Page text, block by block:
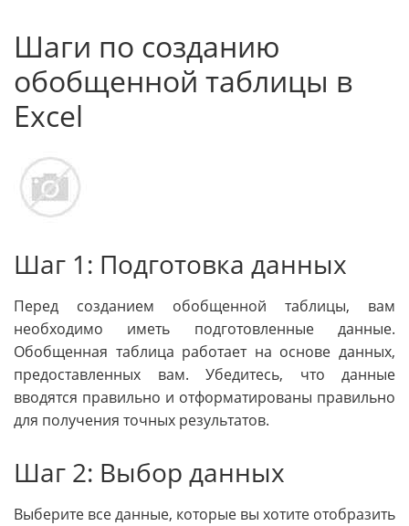
Шаги по созданию
обобщенной таблицы в
Excel
Шаг 1: Подготовка данных
Перед созданием обобщенной таблицы, вам
необходимо иметь подготовленные данные.
Обобщенная таблица работает на основе данных,
предоставленных вам. Убедитесь, что данные
вводятся правильно и отформатированы правильно
для получения точных результатов.
Шаг 2: Выбор данных
Выберите все данные, которые вы хотите отобразить